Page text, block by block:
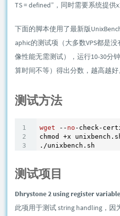
TS = defined”，同时需要系统提供
下面的脚本使用了最新版
aphic的测试项（大多数VPS都是
像性能无需测试），运行10-30分
算时间不等）得出分数，越高越好
测试方法
wget -- no -check-
chmod +x
测试项目
Dhrystone 2 using register
此项用于测试 string handling，